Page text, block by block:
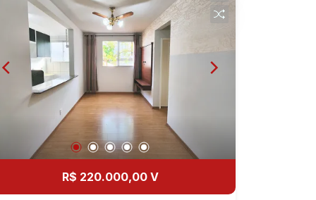
R$ 220.000,00 V